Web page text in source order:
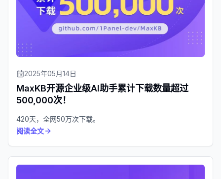
2025年05月14日
MaxKB开源企业级AI助手累计下载数量超过
500,000次！
420天，全网50万次下载。
阅读全文